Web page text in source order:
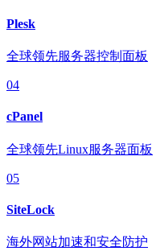
Plesk
全球领先服务器控制面板
04
cPanel
全球领先Linux服务器面板
05
SiteLock
海外网站加速和安全防护